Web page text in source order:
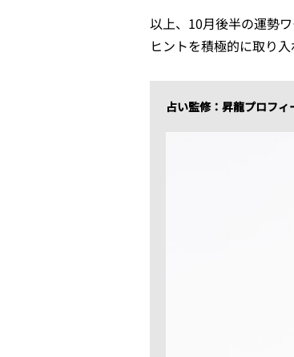
以上、10月後半の運勢
ヒントを積極的に取り
占い監修：昇龍プロフィ